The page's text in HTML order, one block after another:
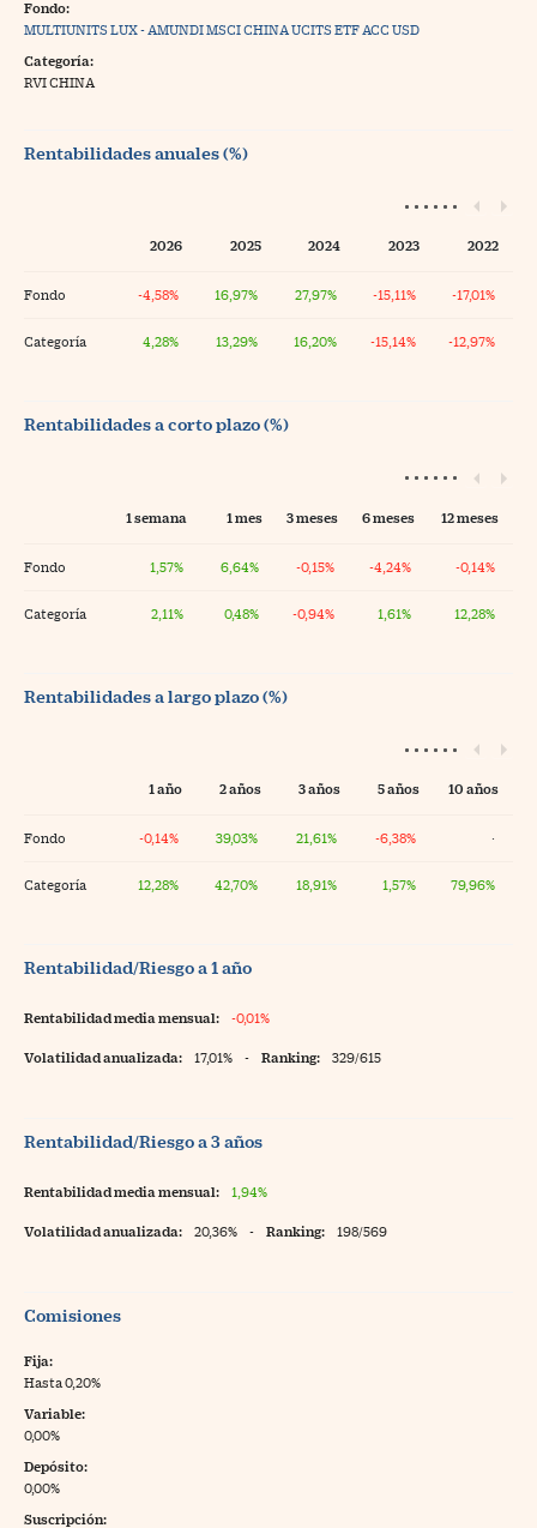
Fondo:
MULTIUNITS LUX - AMUNDI MSCI CHINA UCITS ETF ACC USD
Categoría:
RVI CHINA
Rentabilidades anuales (%)
2026 2025 2024 2023 2022
Fondo -4,58% 16,97% 27,97% -15,11% -17,01%
Categoría 4,28% 13,29% 16,20% -15,14% -12,97%
Rentabilidades a corto plazo (%)
1 semana 1 mes 3 meses 6 meses 12 meses
Fondo 1,57% 6,64% -0,15% -4,24% -0,14%
Categoría 2,11% 0,48% -0,94% 1,61% 12,28%
Rentabilidades a largo plazo (%)
1 año 2 años 3 años 5 años 10 años
Fondo -0,14% 39,03% 21,61% -6,38% ·
Categoría 12,28% 42,70% 18,91% 1,57% 79,96%
Rentabilidad/Riesgo a 1 año
Rentabilidad media mensual: -0,01%
Volatilidad anualizada: 17,01% - Ranking: 329/615
Rentabilidad/Riesgo a 3 años
Rentabilidad media mensual: 1,94%
Volatilidad anualizada: 20,36% - Ranking: 198/569
Comisiones
Fija:
Hasta 0,20%
Variable:
0,00%
Depósito:
0,00%
Suscripción: